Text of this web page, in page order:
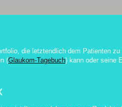
die letztendlich dem Patienten
(Glaukom-Tagebuch) kann oder seine